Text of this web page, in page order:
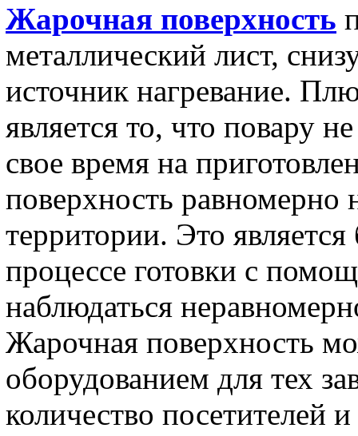
Жарочная поверхность
металлический лист,
источник нагревание.
является то, что повару
свое время на
поверхность равномерно
территории. Это
процессе готовки с
наблюдаться
Жарочная поверхность
оборудованием для тех
количество посетителей